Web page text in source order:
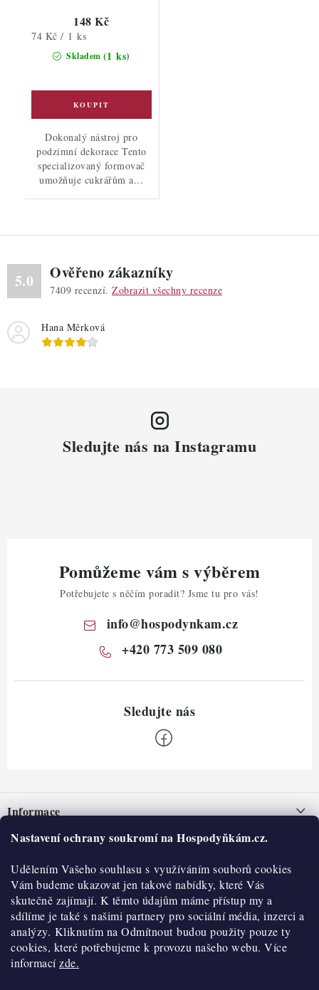
Nastavení ochrany soukromí na Hospodyňkám.cz.
Udělením Vašeho souhlasu s využíváním souborů cookies
Vám budeme ukazovat jen takové nabídky, které Vás
skutečně zajímají. K těmto údajům máme přístup my a
sdílíme je také s našimi partnery pro sociální média, inzerci a
analýzy. Kliknutím na Odmítnout budou použity pouze ty
cookies, které potřebujeme k provozu našeho webu. Více
informacízde.
Skladem (1 ks)
148 Kč
Měrná
74 Kč / 1 ks
Dokonalý nástroj pro
podzimní dekorace Tento
specializovaný formovač
umožňuje cukrářům a...
5.0 Ověřeno zákazníky
7409 recenzí. Zobrazit všechny recenze
Hana Měrková
Sledujte nás na Instagramu
Pomůžeme vám s výběrem
Potřebujete s něčím poradit? Jsme tu pro vás!
info@hospodynkam.cz
+420 773 509 080
pInformace
Nepřevzetí zásilky na dobírku
Obchodní podmínky
Hodnocení obchodu
Blog
Moje objednávka
O nás
Historie
Kontakty
O nákupu
Reklamace a vratky
Výdejní místa